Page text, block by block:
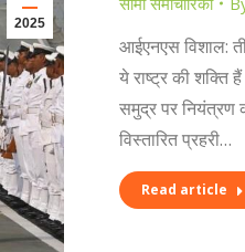
2025
आईएनएस विशाल:
ये राष्ट्र की शक्ति
समुद्र पर नियंत्रण
विस्तारित प्रहरी…
Read article